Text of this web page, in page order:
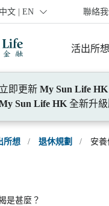
中文 | EN 聯絡我
活出所想
立即更新 My Sun Life HK
Sun Life HK 全新升
所想 / 退休規劃 / 安
是甚麼？